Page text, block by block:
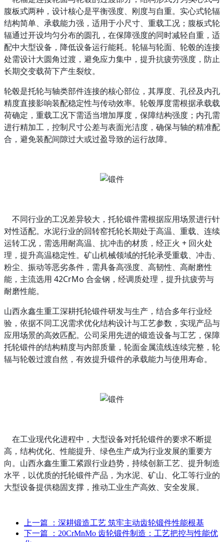
腹板式两种，设计核心是平衡强度、刚度与自重。实心式轮辐
结构简单、承载能力强，适用于小尺寸、重载工况；腹板式轮
辐通过开设均匀分布的圆孔，在保障强度的同时减轻自重，适
配中大型设备，降低设备运行能耗。轮辐与轮面、轮毂的连接
处需设计大圆角过渡，避免应力集中，提升抗疲劳强度，防止
长期交变载荷下产生裂纹。
轮毂是托轮与轴类部件连接的核心部位，其厚度、孔径及内孔
精度直接影响装配稳定性与传动效率。轮毂厚度需根据承载载
荷确定，重载工况下需适当增加厚度，保障结构强度；内孔需
进行精加工，控制尺寸公差与表面光洁度，确保与轴的精准配
合，避免装配间隙过大或过盈导致的运行故障。
不同行业的工况差异较大，托轮锻件需根据应用场景进行针
对性适配。水泥行业的回转窑托轮长期处于高温、重载、连续
运转工况，需选用耐高温、抗冲击的材质，经正火 + 回火处
理，提升高温稳定性。矿山机械领域的托轮承受重载、冲击、
粉尘、振动等恶劣条件，需具备高强度、高韧性、高耐磨性
能，主流选用 42CrMo 合金钢，经调质处理，提升抗疲劳与
耐磨性能。
山西永鑫生重工深耕托轮锻件研发与生产，结合多年行业经
验，依据不同工况需求优化结构设计与工艺参数，实现产品与
应用场景的高效匹配。公司采用先进的锻造设备与工艺，保障
托轮锻件的结构精度与内部质量，轮面金属流线连续完整，轮
辐与轮毂过渡自然，有效提升锻件的承载能力与使用寿命。
在工业现代化进程中，大型设备对托轮锻件的要求不断提
高，结构优化、性能提升、绿色生产成为行业发展的重要方
向。山西永鑫生重工紧跟行业趋势，持续创新工艺、提升制造
水平，以优质的托轮锻件产品，为水泥、矿山、化工等行业的
大型设备提供稳固支撑，推动工业生产高效、安全发展。
上一篇
：深耕锻造工艺 筑牢主动齿轮锻件性能根基
下一篇
：20CrMnMo 齿轮锻件制造：工艺把控与性能优